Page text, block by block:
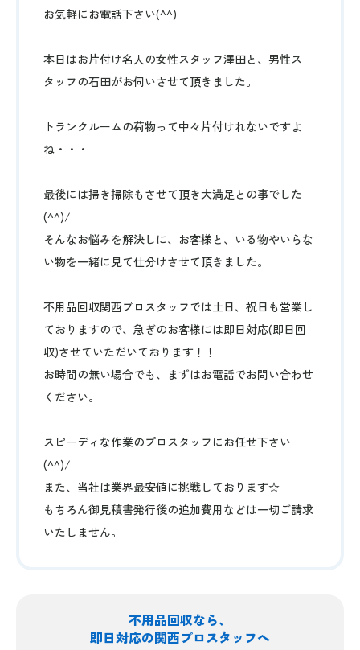
お気軽にお電話下さい(^^)
本日はお片付け名人の女性スタッフ澤田と、男性ス
タッフの石田がお伺いさせて頂きました。
トランクルームの荷物って中々片付けれないですよ
ね・・・
最後には掃き掃除もさせて頂き大満足との事でした
(^^)/
そんなお悩みを解決しに、お客様と、いる物やいらな
い物を一緒に見て仕分けさせて頂きました。
不用品回収関西プロスタッフでは土日、祝日も営業し
ておりますので、急ぎのお客様には即日対応(即日回
収)させていただいております！！
お時間の無い場合でも、まずはお電話でお問い合わせ
ください。
スピーディな作業のプロスタッフにお任せ下さい
(^^)/
また、当社は業界最安値に挑戦しております☆
もちろん御見積書発行後の追加費用などは一切ご請求
いたしません。
不用品回収なら、
即日対応の関西プロスタッフへ